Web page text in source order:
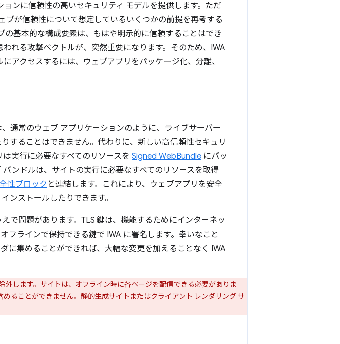
ンに信頼性の高いセキュリティ モデルを提供します。ただ
ブが信頼性について想定しているいくつかの前提を再考する
の基本的な構成要素は、もはや明示的に信頼することはでき
れる攻撃ベクトルが、突然重要になります。そのため、IWA
アクセスするには、ウェブアプリをパッケージ化、分離、
通常のウェブ アプリケーションのように、ライブサーバー
することはできません。代わりに、新しい高信頼性セキュリ
実行に必要なすべてのリソースを Signed WebBundle にパッ
ンドルは、サイトの実行に必要なすべてのリソースを取得
性ブロック と連結します。これにより、ウェブアプリを安全
ンストールしたりできます。
で問題があります。TLS 鍵は、機能するためにインターネッ
フラインで保持できる鍵で IWA に署名します。幸いなこと
に集めることができれば、大幅な変更を加えることなく IWA
外します。サイトは、オフライン時に各ページを配信できる必要がありま
ることができません。静的生成サイトまたはクライアント レンダリング サ